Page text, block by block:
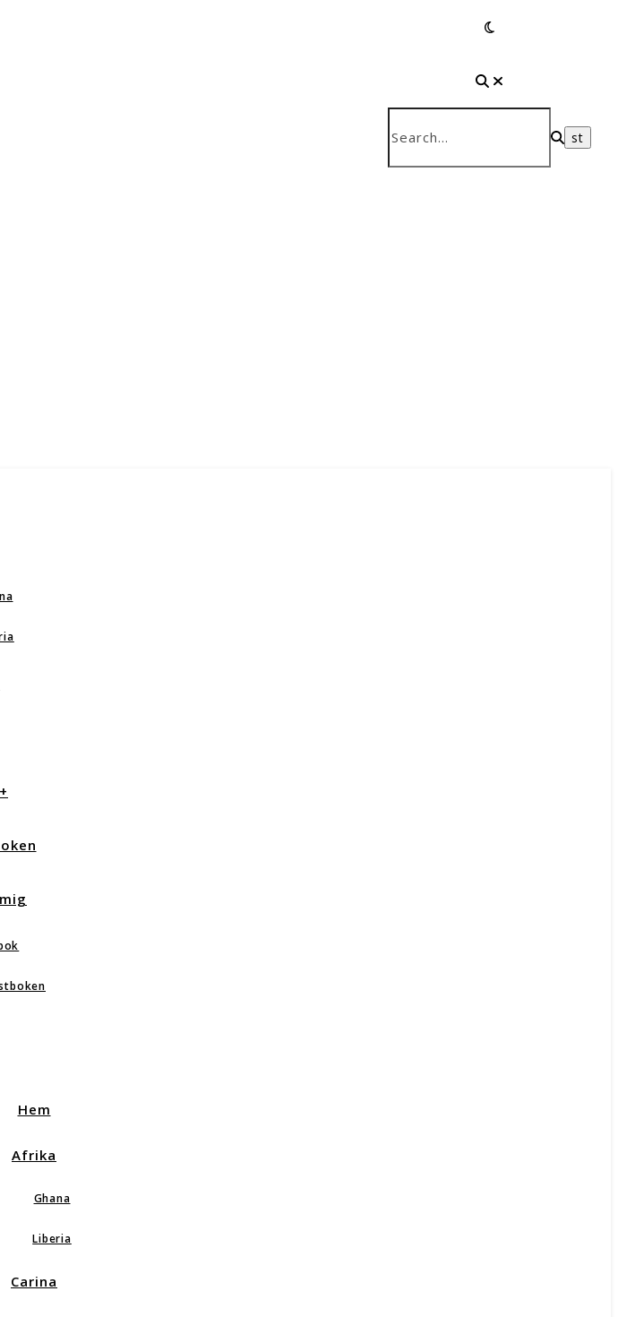
Hem
Afrika
Ghana
Liberia
Carina